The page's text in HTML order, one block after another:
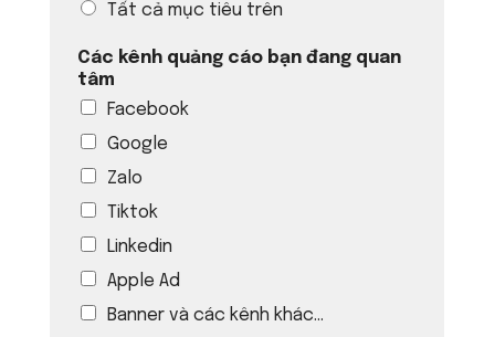
Tất cả mục tiêu trên
Các kênh quảng cáo bạn đang quan
tâm
Facebook
Google
Zalo
Tiktok
Linkedin
Apple Ad
Banner và các kênh khác...